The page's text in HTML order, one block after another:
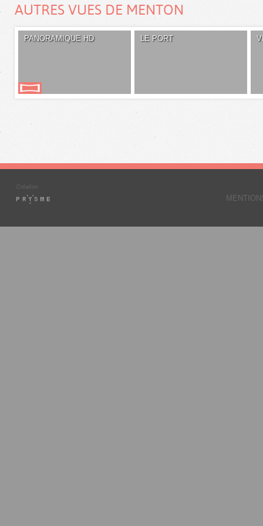
AUTRES VUES DE MENTON
PANORAMIQUE HD LE PORT